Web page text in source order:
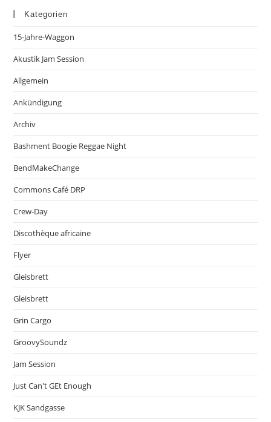
Kategorien
15-Jahre-Waggon
Akustik Jam Session
Allgemein
Ankündigung
Archiv
Bashment Boogie Reggae Night
BendMakeChange
Commons Café DRP
Crew-Day
Discothèque africaine
Flyer
Gleisbrett
Gleisbrett
Grin Cargo
GroovySoundz
Jam Session
Just Can't GEt Enough
KJK Sandgasse